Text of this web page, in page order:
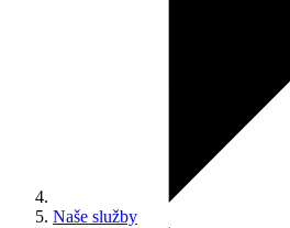
Naše služby